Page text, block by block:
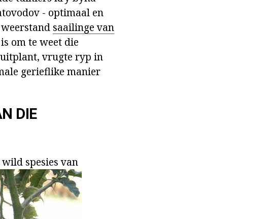
- optimaal en
saailinge van
om te weet die
vrugte ryp in
gerieflike manier
DIE
spesies van